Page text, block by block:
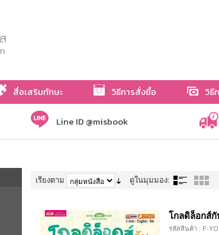
สื่อเสริมทักษะ วิธีการสั่งซื้อ วิธี
Line ID @misbook
เรียงตาม ดูในมุมมอง:
โกลดิล็อกส์
รหัสสินค้า : P-